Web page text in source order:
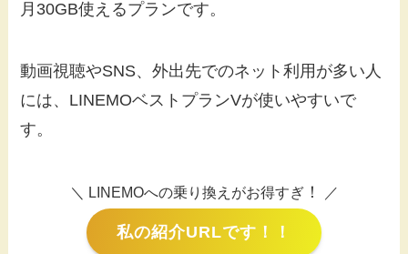
月30GB使えるプランです。
動画視聴やSNS、外出先でのネット利用が多い人
には、LINEMOベストプランVが使いやすいで
す。
＼ LINEMOへの乗り換えがお得すぎ！ ／
私の紹介URLです！！